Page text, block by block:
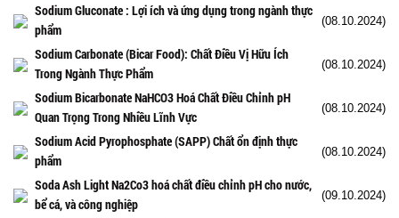
Sodium Gluconate : Lợi ích và ứng dụng trong ngành thực
phẩm
(08.10.2024)
Sodium Carbonate (Bicar Food): Chất Điều Vị Hữu Ích
Trong Ngành Thực Phẩm
(08.10.2024)
Sodium Bicarbonate NaHCO3 Hoá Chất Điều Chỉnh pH
Quan Trọng Trong Nhiều Lĩnh Vực
(08.10.2024)
Sodium Acid Pyrophosphate (SAPP) Chất ổn định thực
phẩm
(08.10.2024)
Soda Ash Light Na2Co3 hoá chất điều chỉnh pH cho nước,
bể cá, và công nghiệp
(09.10.2024)